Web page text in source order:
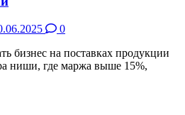
0
бизнес на поставках продукции
ниши, где маржа выше 15%,